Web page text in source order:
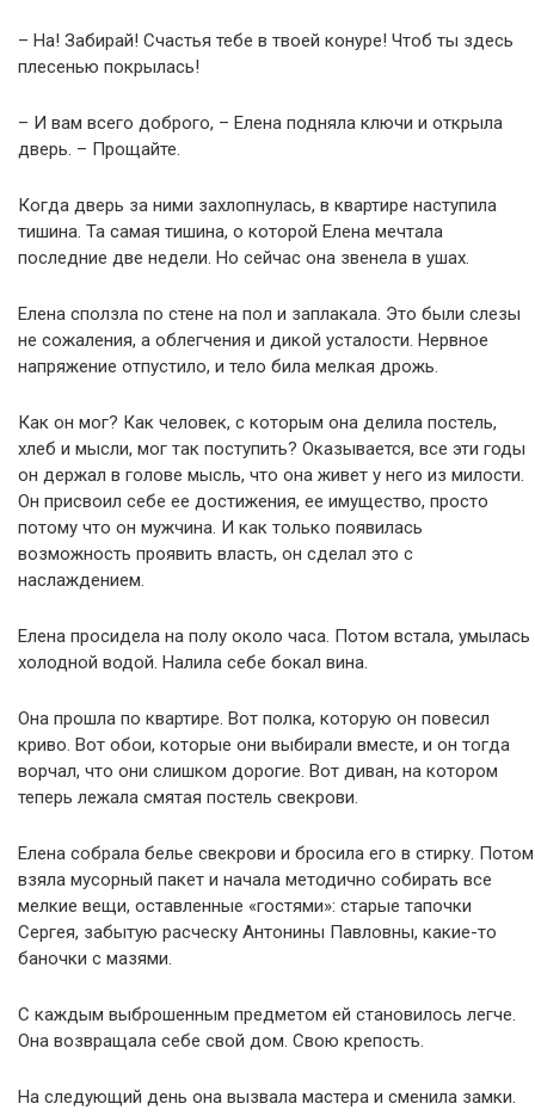
– На! Забирай! Счастья тебе в твоей конуре! Чтоб ты здесь
плесенью покрылась!
– И вам всего доброго, – Елена подняла ключи и открыла
дверь. – Прощайте.
Когда дверь за ними захлопнулась, в квартире наступила
тишина. Та самая тишина, о которой Елена мечтала
последние две недели. Но сейчас она звенела в ушах.
Елена сползла по стене на пол и заплакала. Это были слезы
не сожаления, а облегчения и дикой усталости. Нервное
напряжение отпустило, и тело била мелкая дрожь.
Как он мог? Как человек, с которым она делила постель,
хлеб и мысли, мог так поступить? Оказывается, все эти годы
он держал в голове мысль, что она живет у него из милости.
Он присвоил себе ее достижения, ее имущество, просто
потому что он мужчина. И как только появилась
возможность проявить власть, он сделал это с
наслаждением.
Елена просидела на полу около часа. Потом встала, умылась
холодной водой. Налила себе бокал вина.
Она прошла по квартире. Вот полка, которую он повесил
криво. Вот обои, которые они выбирали вместе, и он тогда
ворчал, что они слишком дорогие. Вот диван, на котором
теперь лежала смятая постель свекрови.
Елена собрала белье свекрови и бросила его в стирку. Потом
взяла мусорный пакет и начала методично собирать все
мелкие вещи, оставленные «гостями»: старые тапочки
Сергея, забытую расческу Антонины Павловны, какие-то
баночки с мазями.
С каждым выброшенным предметом ей становилось легче.
Она возвращала себе свой дом. Свою крепость.
На следующий день она вызвала мастера и сменила замки.